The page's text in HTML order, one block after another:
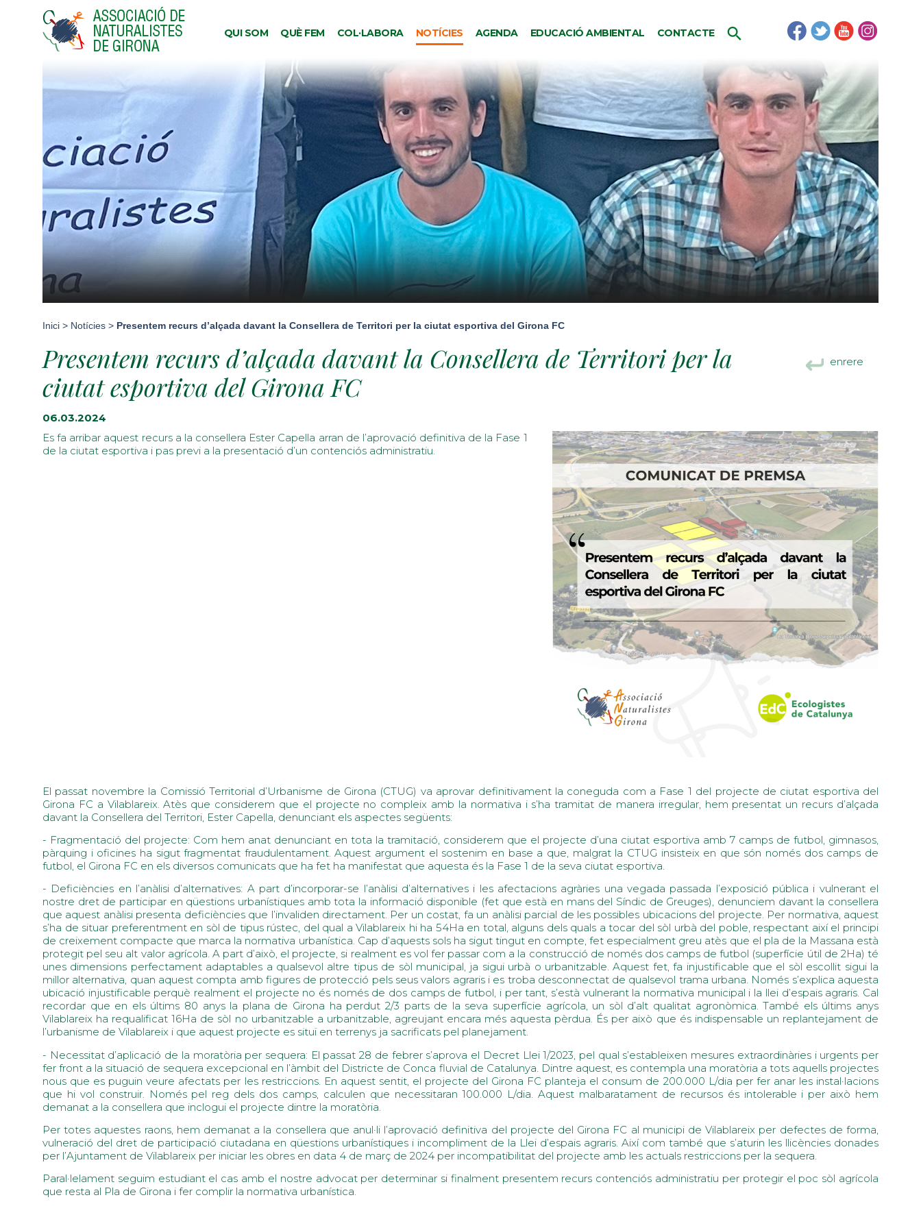
QUI SOM QUÈ FEM COL·LABORA NOTÍCIES AGENDA EDUCACIÓ AMBIENTAL CONTACTE
Inici > Notícies > Presentem recurs d’alçada davant la Consellera de Territori per la ciutat esportiva del Girona FC
enrere
Presentem recurs d’alçada davant la Consellera de Territori per la
ciutat esportiva del Girona FC
06.03.2024
Es fa arribar aquest recurs a la consellera Ester Capella arran de l’aprovació definitiva de la Fase 1
de la ciutat esportiva i pas previ a la presentació d’un contenciós administratiu.
El passat novembre la Comissió Territorial d’Urbanisme de Girona (CTUG) va aprovar definitivament la coneguda com a Fase 1 del projecte de ciutat esportiva del
Girona FC a Vilablareix. Atès que considerem que el projecte no compleix amb la normativa i s’ha tramitat de manera irregular, hem presentat un recurs d’alçada
davant la Consellera del Territori, Ester Capella, denunciant els aspectes següents:
- Fragmentació del projecte: Com hem anat denunciant en tota la tramitació, considerem que el projecte d’una ciutat esportiva amb 7 camps de futbol, gimnasos,
pàrquing i oficines ha sigut fragmentat fraudulentament. Aquest argument el sostenim en base a que, malgrat la CTUG insisteix en que són només dos camps de
futbol, el Girona FC en els diversos comunicats que ha fet ha manifestat que aquesta és la Fase 1 de la seva ciutat esportiva.
- Deficiències en l’anàlisi d’alternatives: A part d’incorporar-se l’anàlisi d’alternatives i les afectacions agràries una vegada passada l’exposició pública i vulnerant el
nostre dret de participar en qüestions urbanístiques amb tota la informació disponible (fet que està en mans del Síndic de Greuges), denunciem davant la consellera
que aquest anàlisi presenta deficiències que l’invaliden directament. Per un costat, fa un anàlisi parcial de les possibles ubicacions del projecte. Per normativa, aquest
s’ha de situar preferentment en sòl de tipus rústec, del qual a Vilablareix hi ha 54Ha en total, alguns dels quals a tocar del sòl urbà del poble, respectant així el principi
de creixement compacte que marca la normativa urbanística. Cap d’aquests sols ha sigut tingut en compte, fet especialment greu atès que el pla de la Massana està
protegit pel seu alt valor agrícola. A part d’això, el projecte, si realment es vol fer passar com a la construcció de només dos camps de futbol (superfície útil de 2Ha) té
unes dimensions perfectament adaptables a qualsevol altre tipus de sòl municipal, ja sigui urbà o urbanitzable. Aquest fet, fa injustificable que el sòl escollit sigui la
millor alternativa, quan aquest compta amb figures de protecció pels seus valors agraris i es troba desconnectat de qualsevol trama urbana. Només s’explica aquesta
ubicació injustificable perquè realment el projecte no és només de dos camps de futbol, i per tant, s’està vulnerant la normativa municipal i la llei d’espais agraris. Cal
recordar que en els últims 80 anys la plana de Girona ha perdut 2/3 parts de la seva superfície agrícola, un sòl d’alt qualitat agronòmica. També els últims anys
Vilablareix ha requalificat 16Ha de sòl no urbanitzable a urbanitzable, agreujant encara més aquesta pèrdua. És per això que és indispensable un replantejament de
l’urbanisme de Vilablareix i que aquest projecte es situï en terrenys ja sacrificats pel planejament.
- Necessitat d’aplicació de la moratòria per sequera: El passat 28 de febrer s’aprova el Decret Llei 1/2023, pel qual s’estableixen mesures extraordinàries i urgents per
fer front a la situació de sequera excepcional en l’àmbit del Districte de Conca fluvial de Catalunya. Dintre aquest, es contempla una moratòria a tots aquells projectes
nous que es puguin veure afectats per les restriccions. En aquest sentit, el projecte del Girona FC planteja el consum de 200.000 L/dia per fer anar les instal·lacions
que hi vol construir. Només pel reg dels dos camps, calculen que necessitaran 100.000 L/dia. Aquest malbaratament de recursos és intolerable i per això hem
demanat a la consellera que inclogui el projecte dintre la moratòria.
Per totes aquestes raons, hem demanat a la consellera que anul·li l’aprovació definitiva del projecte del Girona FC al municipi de Vilablareix per defectes de forma,
vulneració del dret de participació ciutadana en qüestions urbanístiques i incompliment de la Llei d’espais agraris. Així com també que s’aturin les llicències donades
per l’Ajuntament de Vilablareix per iniciar les obres en data 4 de març de 2024 per incompatibilitat del projecte amb les actuals restriccions per la sequera.
Paral·lelament seguim estudiant el cas amb el nostre advocat per determinar si finalment presentem recurs contenciós administratiu per protegir el poc sòl agrícola
que resta al Pla de Girona i fer complir la normativa urbanística.